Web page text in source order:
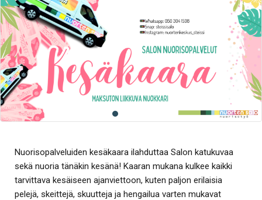
Nuorisopalveluiden kesäkaara ilahduttaa Salon katukuvaa
sekä nuoria tänäkin kesänä! Kaaran mukana kulkee kaikki
tarvittava kesäiseen ajanviettoon, kuten paljon erilaisia
pelejä, skeittejä, skuutteja ja hengailua varten mukavat